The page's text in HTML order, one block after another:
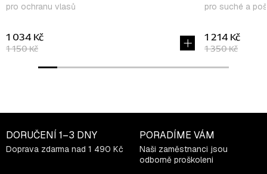
pro ochranu vlasů
1 150 Kč
1 034 Kč
pro suché a
1 350 Kč
1 214 Kč
DORUČENÍ 1–3 DNY
Doprava zdarma nad 1 490 Kč
PORADÍME VÁM
Naši zaměstnanci jsou
odborně proškoleni